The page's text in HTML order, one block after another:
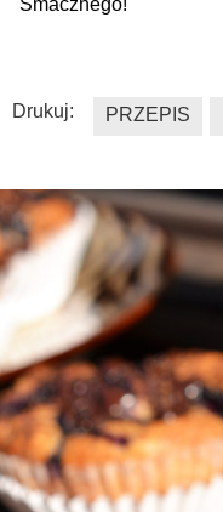
Smacznego!
Drukuj: PRZEPIS